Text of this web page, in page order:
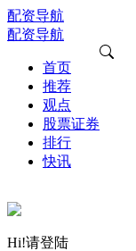
配资导航
配资导航
首页
推荐
观点
股票证券
排行
快讯
Hi!请登陆